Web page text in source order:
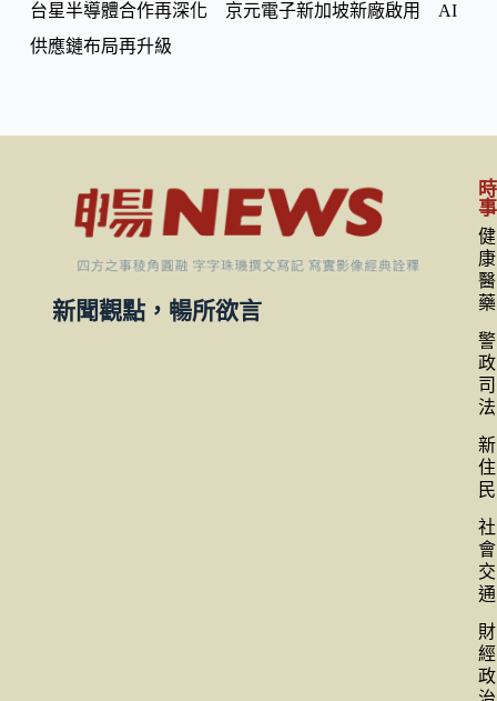
台星半導體合作再深化 京元電子新加坡新廠啟用 AI
供應鏈布局再升級
新聞觀點，暢所欲言
時
事
健
康
醫
藥
警
政
司
法
新
住
民
社
會
交
通
財
經
政